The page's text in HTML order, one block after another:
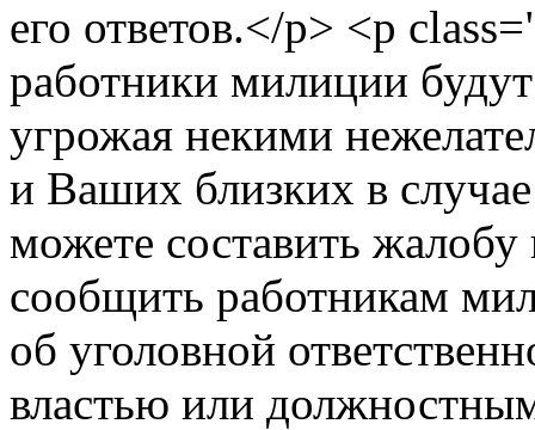
его ответов.</p> <p
работники милиции
угрожая некими
и Ваших близких в
можете составить
сообщить работникам
об уголовной
властью или